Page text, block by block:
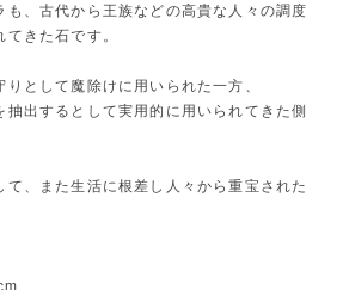
も、古代から王族などの高貴な人々の調度
きた石です。
として魔除けに用いられた一方、
抽出するとして実用的に用いられてきた側
て、また生活に根差し人々から重宝された